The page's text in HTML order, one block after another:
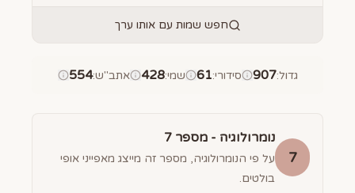
חפש שמות עם אותו ערך
גדול:
907 סידורי:
61 שמי:
428 אתב"ש:
554
7
נומרולוגיה - מספר 7
על פי הנומרולוגיה, מספר זה מייצג מאפייני אופי
בולטים.